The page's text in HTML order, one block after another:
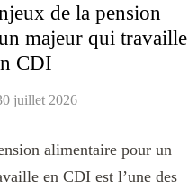
de la pension
majeur qui travaille
CDI
juillet 2026
alimentaire pour un
en CDI est l’une des